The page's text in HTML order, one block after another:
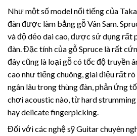
Như một số model nổi tiếng của
đàn được làm bằng gỗ Vân Sam.
và độ dẻo dai cao, được sử dụng rất
đàn. Đặc tính của gỗ Spruce là rất
đây cũng là loại gỗ có tốc độ truyền
cao như tiếng chuông, giai điệu rất
ngân lâu trong thùng đàn, phản ứng
chơi acoustic nào, từ hard
hay delicate fingerpicking.
Đối với các nghệ sỹ Guitar chuyên